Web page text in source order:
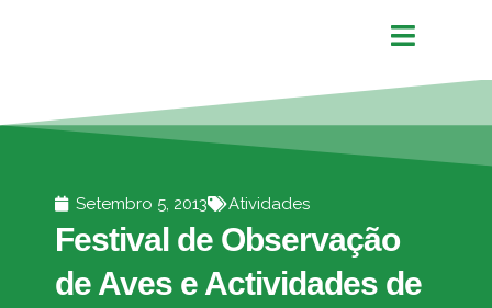
Setembro 5, 2013 Atividades
Festival de Observação
de Aves e Actividades de